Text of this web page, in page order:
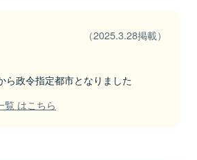
（2025.3.28掲載）
ら政令指定都市となりました
覧 はこちら